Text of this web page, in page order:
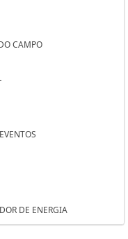
CAMPO
SOROCABA
SÃO BERNARDO DO
OSASCO
DOS CAMPOS
ANDRÉ
SOROCABA
SÃO BERNARDO DO
DE ENERGIA